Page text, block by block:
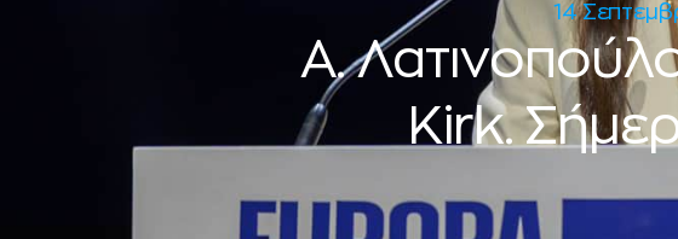
14
Α.
Kirk.